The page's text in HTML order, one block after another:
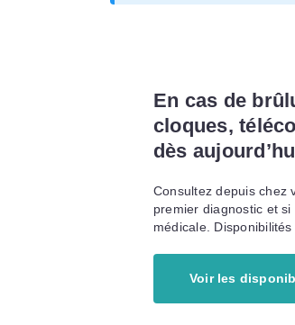
En cas de
cloques,
dès
Consultez depuis chez
premier diagnostic et
médicale.
Voir les